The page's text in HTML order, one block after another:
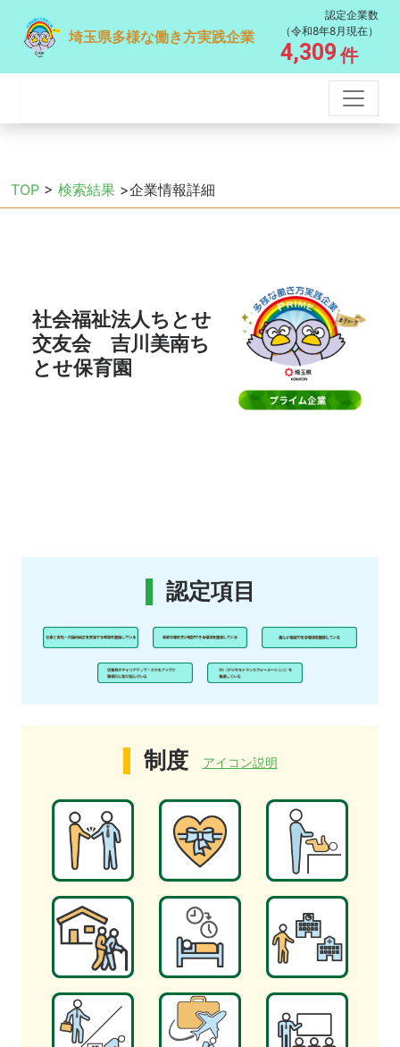
埼玉県多様な働き方実践企業
認定企業数
（令和8年8月現在）
4,309 件
TOP > 検索結果 >企業情報詳細
社会福祉法人ちとせ
交友会 吉川美南ち
とせ保育園
認定項目
制度 アイコン説明